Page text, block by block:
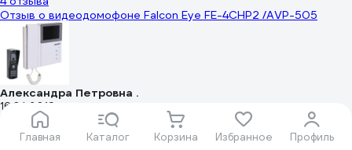
Главная Каталог Корзина Избранное Профиль
Отзыв о видеодомофоне Falcon Eye FE-4CHP2 /AVP-505
Александра Петровна .
16.04.2019
Интересный современный аппарат.Несложная установка и
настройка , в инструкции подробно указано как установить